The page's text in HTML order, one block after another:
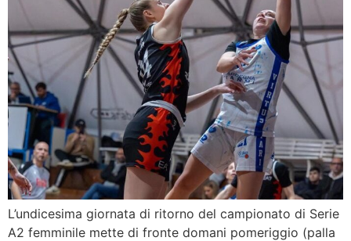
L’undicesima giornata di ritorno del campionato di Serie
A2 femminile mette di fronte domani pomeriggio (palla